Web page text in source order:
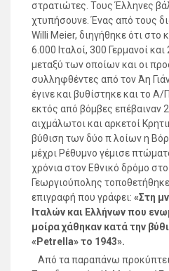
στρατιώτες. Τους Έλληνες
χτυπήσουνε. Ένας από τους
Willi Meier, διηγήθηκε ότι στο
6.000 Ιταλοί, 300 Γερμανοί
μεταξύ των οποίων και οι
συλληφθέντες από τον Άη
έγινε και βυθίστηκε και το
εκτός από βόμβες επέβαιναν
αιχμάλωτοι και αρκετοί
βύθιση των δύο π λοίων η
μέχρι Ρέθυμνο γέμισε
χρόνια στον Εθνικό δρόμο
Γεωργιούπολης
επιγραφή που γράφει: «Στη
Ιταλών και Ελλήνων που
μοίρα χάθηκαν κατά την
«Petrella» το 1943».
Από τα παραπάνω προκύπτει